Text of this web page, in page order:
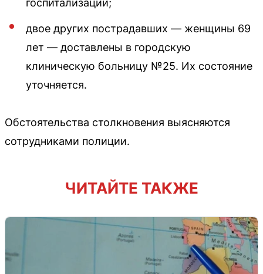
госпитализации;
двое других пострадавших — женщины 69
лет — доставлены в городскую
клиническую больницу №25. Их состояние
уточняется.
Обстоятельства столкновения выясняются
сотрудниками полиции.
ЧИТАЙТЕ ТАКЖЕ